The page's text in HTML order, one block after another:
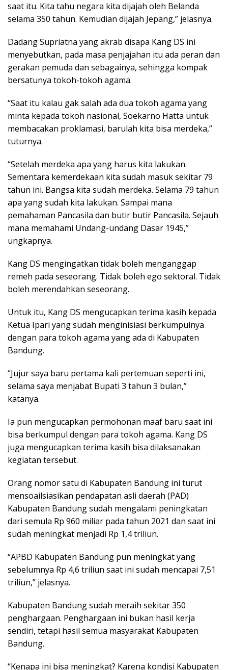
saat itu. Kita tahu negara kita dijajah oleh Belanda
selama 350 tahun. Kemudian dijajah Jepang,” jelasnya.
Dadang Supriatna yang akrab disapa Kang DS ini
menyebutkan, pada masa penjajahan itu ada peran dan
gerakan pemuda dan sebagainya, sehingga kompak
bersatunya tokoh-tokoh agama.
“Saat itu kalau gak salah ada dua tokoh agama yang
minta kepada tokoh nasional, Soekarno Hatta untuk
membacakan proklamasi, barulah kita bisa merdeka,”
tuturnya.
“Setelah merdeka apa yang harus kita lakukan.
Sementara kemerdekaan kita sudah masuk sekitar 79
tahun ini. Bangsa kita sudah merdeka. Selama 79 tahun
apa yang sudah kita lakukan. Sampai mana
pemahaman Pancasila dan butir butir Pancasila. Sejauh
mana memahami Undang-undang Dasar 1945,”
ungkapnya.
Kang DS mengingatkan tidak boleh menganggap
remeh pada seseorang. Tidak boleh ego sektoral. Tidak
boleh merendahkan seseorang.
Untuk itu, Kang DS mengucapkan terima kasih kepada
Ketua Ipari yang sudah menginisiasi berkumpulnya
dengan para tokoh agama yang ada di Kabupaten
Bandung.
“Jujur saya baru pertama kali pertemuan seperti ini,
selama saya menjabat Bupati 3 tahun 3 bulan,”
katanya.
Ia pun mengucapkan permohonan maaf baru saat ini
bisa berkumpul dengan para tokoh agama. Kang DS
juga mengucapkan terima kasih bisa dilaksanakan
kegiatan tersebut.
Orang nomor satu di Kabupaten Bandung ini turut
mensoailsiasikan pendapatan asli daerah (PAD)
Kabupaten Bandung sudah mengalami peningkatan
dari semula Rp 960 miliar pada tahun 2021 dan saat ini
sudah meningkat menjadi Rp 1,4 triliun.
“APBD Kabupaten Bandung pun meningkat yang
sebelumnya Rp 4,6 triliun saat ini sudah mencapai 7,51
triliun,” jelasnya.
Kabupaten Bandung sudah meraih sekitar 350
penghargaan. Penghargaan ini bukan hasil kerja
sendiri, tetapi hasil semua masyarakat Kabupaten
Bandung.
“Kenapa ini bisa meningkat? Karena kondisi Kabupaten